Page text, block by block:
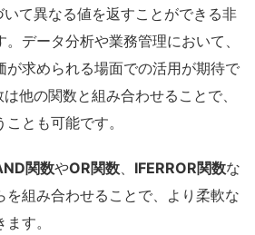
て異なる値を返すことができる非
データ分析や業務管理において、
が求められる場面での活用が期待で
他の関数と組み合わせることで、
とも可能です。
関数やOR関数、 IFERROR関数な
を組み合わせることで、より柔軟な
す。